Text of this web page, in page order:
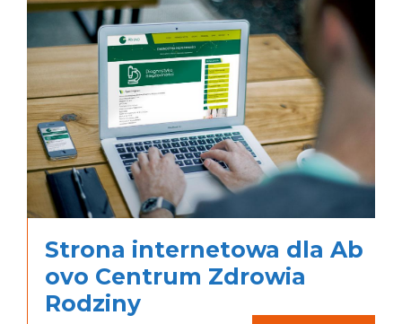
Strona internetowa dla Ab
ovo Centrum Zdrowia
Rodziny